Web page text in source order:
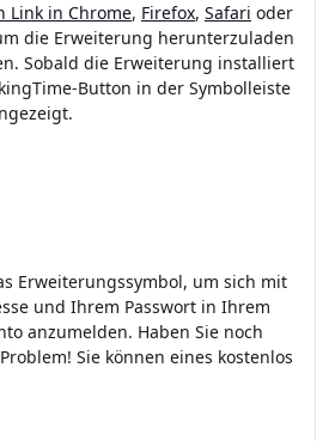
Link in Chrome, Firefox, Safari oder
die Erweiterung herunterzuladen
Sobald die Erweiterung installiert
Button in der Symbolleiste
Erweiterungssymbol, um sich mit
und Ihrem Passwort in Ihrem
anzumelden. Haben Sie noch
Sie können eines kostenlos